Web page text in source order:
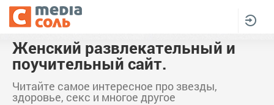
Женский развлекательный и
поучительный сайт.
Читайте самое интересное про звезды,
здоровье, секс и многое другое